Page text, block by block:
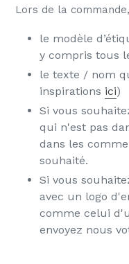
Lors de la
le modèle
y compris tous
le texte / nom
inspirations ici)
Si vous
qui n'est pas
dans les
souhaité.
Si vous
avec un logo
comme celui
envoyez nous